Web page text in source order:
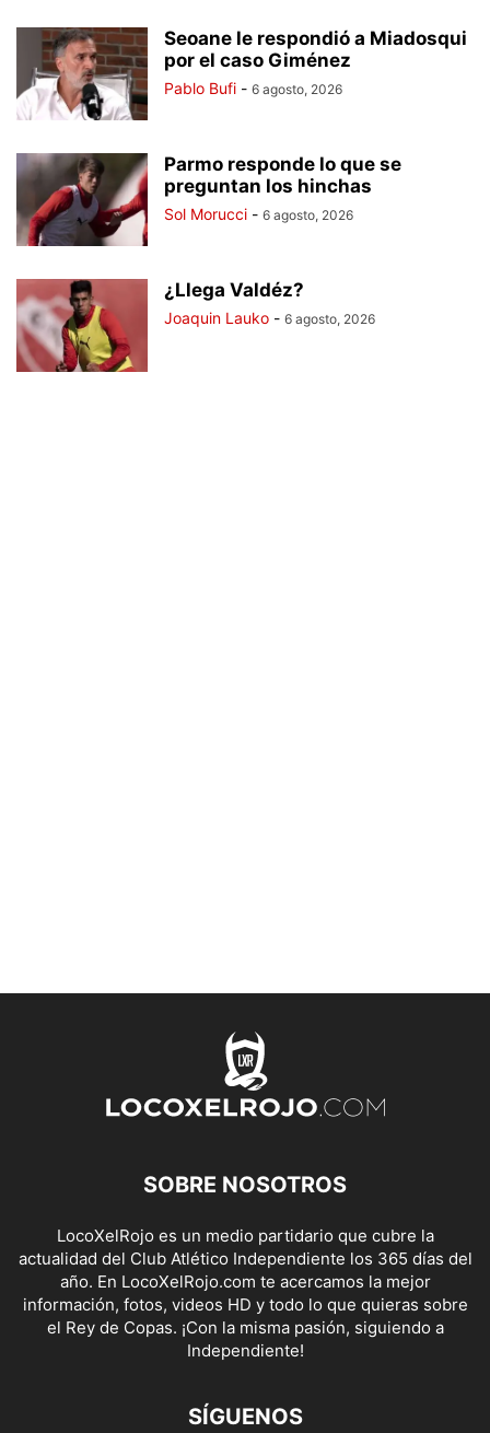
Seoane le respondió a Miadosqui
por el caso Giménez
Pablo Bufi - 6 agosto, 2026
Parmo responde lo que se
preguntan los hinchas
Sol Morucci - 6 agosto, 2026
¿Llega Valdéz?
Joaquin Lauko - 6 agosto, 2026
SOBRE NOSOTROS
LocoXelRojo es un medio partidario que cubre la
actualidad del Club Atlético Independiente los 365 días del
año. En LocoXelRojo.com te acercamos la mejor
información, fotos, videos HD y todo lo que quieras sobre
el Rey de Copas. ¡Con la misma pasión, siguiendo a
Independiente!
SÍGUENOS